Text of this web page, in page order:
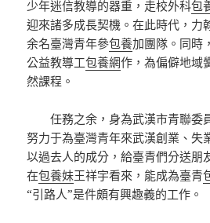
少年迷信教導的器重，走校外科包
迎來諸多成長契機。在此時代，力
余名臺灣青年參包養加團隊。同時
公益教導工包養網作，為偏僻地域
然課程。
任務之余，身為武漢市青聯委
努力于為臺灣青年來武漢創業、失
以過去人的成分，給臺青們分送朋
在包養妹王祥宇看來，能成為臺青
“引路人”是件頗有興趣義的工作。